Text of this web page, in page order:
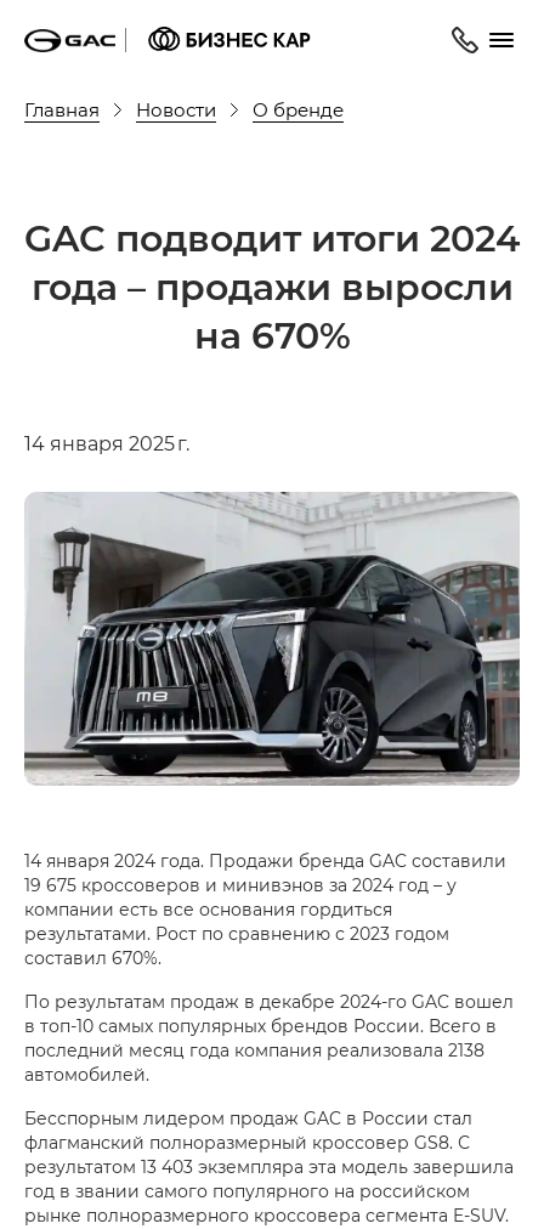
Главная Новости О бренде
GAC подводит итоги 2024
года – продажи выросли
на 670%
14 января 2025 г.
14 января 2024 года. Продажи бренда GAC составили
19 675 кроссоверов и минивэнов за 2024 год – у
компании есть все основания гордиться
результатами. Рост по сравнению с 2023 годом
составил 670%.
По результатам продаж в декабре 2024-го GAC вошел
в топ-10 самых популярных брендов России. Всего в
последний месяц года компания реализовала 2138
автомобилей.
Бесспорным лидером продаж GAC в России стал
флагманский полноразмерный кроссовер GS8. С
результатом 13 403 экземпляра эта модель завершила
год в звании самого популярного на российском
рынке полноразмерного кроссовера сегмента E-SUV.